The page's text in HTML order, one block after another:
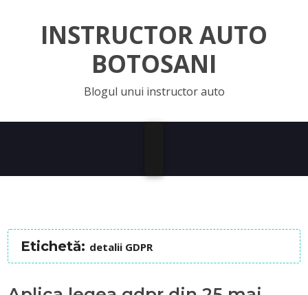
INSTRUCTOR AUTO
BOTOSANI
Blogul unui instructor auto
Etichetă: detalii GDPR